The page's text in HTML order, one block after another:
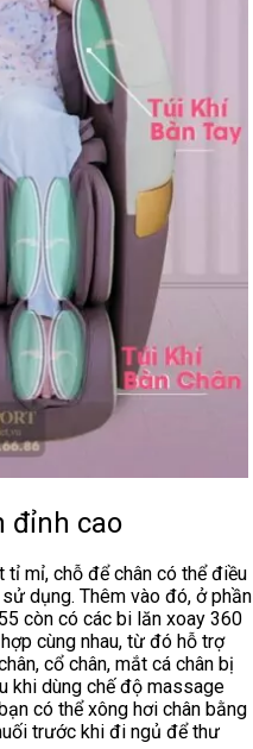
đỉnh cao
tỉ mỉ, chỗ để chân có thể điều
dụng. Thêm vào đó, ở phần
còn có các bi lăn xoay 360
cùng nhau, từ đó hỗ trợ
cổ chân, mắt cá chân bị
khi dùng chế độ massage
có thể xông hơi chân bằng
trước khi đi ngủ để thư